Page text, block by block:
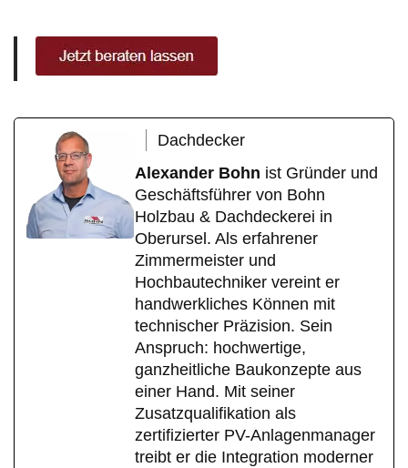
Dachdecker
Alexander Bohn ist Gründer und
Geschäftsführer von Bohn
Holzbau & Dachdeckerei in
Oberursel. Als erfahrener
Zimmermeister und
Hochbautechniker vereint er
handwerkliches Können mit
technischer Präzision. Sein
Anspruch: hochwertige,
ganzheitliche Baukonzepte aus
einer Hand. Mit seiner
Zusatzqualifikation als
zertifizierter PV-Anlagenmanager
treibt er die Integration moderner